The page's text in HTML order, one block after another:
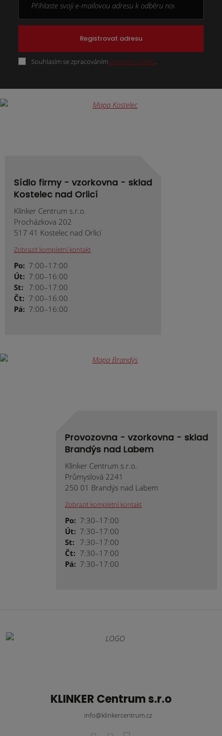
Registrovat adresu
Souhlasím se zpracováním osobních údajů.
Sídlo firmy - vzorkovna - sklad
Kostelec nad Orlicí
Klinker Centrum s.r.o.
Procházkova 202
517 41 Kostelec nad Orlicí
Zobrazit kompletní kontakt
Po: 7:00–17:00
Út: 7:00–16:00
St: 7:00–17:00
Čt: 7:00–16:00
Pá: 7:00–16:00
Provozovna - vzorkovna - sklad
Brandýs nad Labem
Klinker Centrum s.r.o.
Průmyslová 2241
250 01 Brandýs nad Labem
Zobrazit kompletní kontakt
Po: 7:30–17:00
Út: 7:30–17:00
St: 7:30–17:00
Čt: 7:30–17:00
Pá: 7:30–17:00
KLINKER Centrum s.r.o
info@klinkercentrum.cz